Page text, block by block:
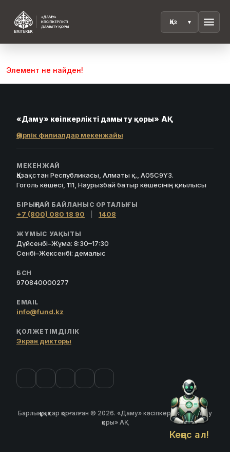
menu
Кеңес ал!
Элемент не найден!
«Даму» кәсіпкерлікті дамыту қоры» АҚ
Өңірлік филиалдар мекенжайы
МЕКЕНЖАЙ
Қазақстан Республикасы, Алматы қ., A05C9Y3.
Гоголь көшесі, 111, Наурызбай батыр көшесінің қиылысы
БІРЫҢҒАЙ БАЙЛАНЫС ОРТАЛЫҒЫ
+7 (800) 080 18 90 1408
ЖҰМЫС УАҚЫТЫ
Дүйсенбі–Жұма: 8:30–17:30
Сенбі–Жексенбі: демалыс
БСН
970840000277
EMAIL
info@fund.kz
ҚОЛЖЕТІМДІЛІК
Экран дикторы
Барлық құқықтар қорғалған © 2026. «Даму» кәсіпкерлікті дамыту
қоры» АҚ